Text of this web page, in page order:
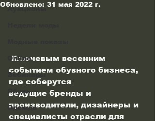
Аукционы
Online
Вебинары
Обувь
Одежда
Обновлено: 31 мая 2022 г.
событием обувного бизнеса,
где соберутся
ведущие бренды и
производители, дизайнеры и
специалисты отрасли для